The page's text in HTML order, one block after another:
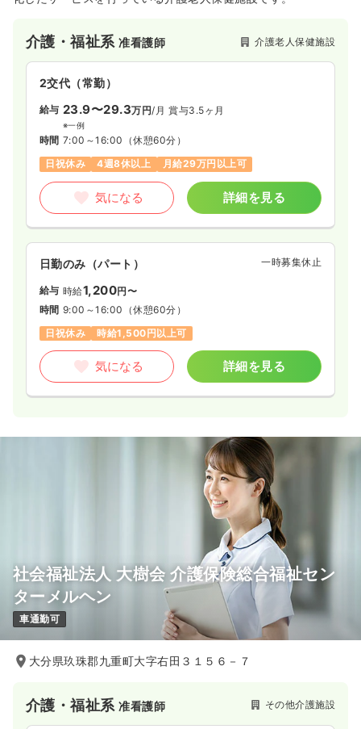
介護・福祉系准看護師 介護老人保健施設
2交代（常勤）
給与 23.9〜29.3万円/月 賞与3.5ヶ月
※一例
時間 7:00～16:00 （休憩60分）
日祝休み
4週8休以上 月給29万円以上可
気になる 詳細を見る
日勤のみ（パート） 一時募集休止
給与 時給1,200円〜
時間 9:00～16:00 （休憩60分）
日祝休み
時給1,500円以上可
気になる 詳細を見る
社会福祉法人 大樹会 介護保険総合福祉セン
ターメルヘン
車通勤可
大分県玖珠郡九重町大字右田３１５６－７
介護・福祉系准看護師 その他介護施設